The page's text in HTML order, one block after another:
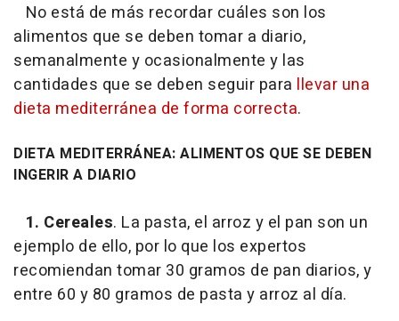
No está de más recordar cuáles son los
alimentos que se deben tomar a diario,
semanalmente y ocasionalmente y las
cantidades que se deben seguir para llevar una
dieta mediterránea de forma correcta.
DIETA MEDITERRÁNEA: ALIMENTOS QUE SE DEBEN
INGERIR A DIARIO
1. Cereales. La pasta, el arroz y el pan son un
ejemplo de ello, por lo que los expertos
recomiendan tomar 30 gramos de pan diarios, y
entre 60 y 80 gramos de pasta y arroz al día.